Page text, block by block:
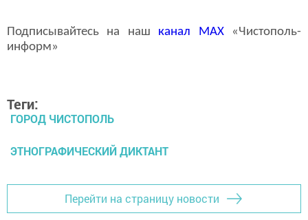
Подписывайтесь на наш канал MAX«Чистополь-
информ»
Теги:
ГОРОД ЧИСТОПОЛЬ
ЭТНОГРАФИЧЕСКИЙ ДИКТАНТ
Перейти на страницу новости